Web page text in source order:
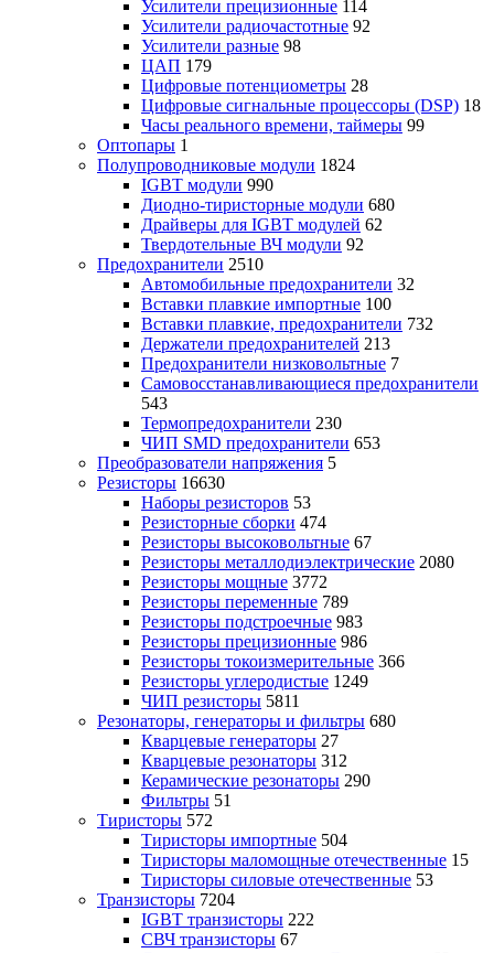
Усилители прецизионные 114
Усилители радиочастотные 92
Усилители разные 98
ЦАП 179
Цифровые потенциометры 28
Цифровые сигнальные процессоры (DSP) 18
Часы реального времени, таймеры 99
Оптопары 1
Полупроводниковые модули 1824
IGBT модули 990
Диодно-тиристорные модули 680
Драйверы для IGBT модулей 62
Твердотельные ВЧ модули 92
Предохранители 2510
Автомобильные предохранители 32
Вставки плавкие импортные 100
Вставки плавкие, предохранители 732
Держатели предохранителей 213
Предохранители низковольтные 7
Самовосстанавливающиеся предохранители
543
Термопредохранители 230
ЧИП SMD предохранители 653
Преобразователи напряжения 5
Резисторы 16630
Наборы резисторов 53
Резисторные сборки 474
Резисторы высоковольтные 67
Резисторы металлодиэлектрические 2080
Резисторы мощные 3772
Резисторы переменные 789
Резисторы подстроечные 983
Резисторы прецизионные 986
Резисторы токоизмерительные 366
Резисторы углеродистые 1249
ЧИП резисторы 5811
Резонаторы, генераторы и фильтры 680
Кварцевые генераторы 27
Кварцевые резонаторы 312
Керамические резонаторы 290
Фильтры 51
Тиристоры 572
Тиристоры импортные 504
Тиристоры маломощные отечественные 15
Тиристоры силовые отечественные 53
Транзисторы 7204
IGBT транзисторы 222
СВЧ транзисторы 67